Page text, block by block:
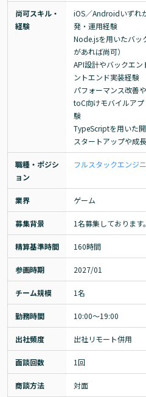
尚可スキル・
経験
iOS／Androidいずれ
発・運用経験
Node.jsを用いたバッ
があれば尚可）
API設計やバックエ
ントエンド実装経験
パフォーマンス改善
toC向けモバイルア
験
TypeScriptを用いた
スタートアップや成
職種・ポジシ
ョン
フルスタックエンジ
業界 ゲーム
募集背景 1名募集しております。
精算基準時間 160時間
参画時期 2027/01
チーム規模 1名
勤務時間 10:00～19:00
出社頻度 出社リモート併用
面談回数 1回
商談方法 対面